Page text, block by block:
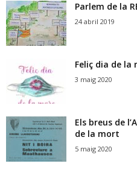
Parlem de la
24 abril 2019
Feliç dia de la
3 maig 2020
Els breus de
de la mort
5 maig 2020